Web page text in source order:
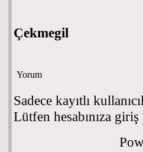
Çekmegil
Yorum
Sadece kayıtlı
Lütfen hesabınıza